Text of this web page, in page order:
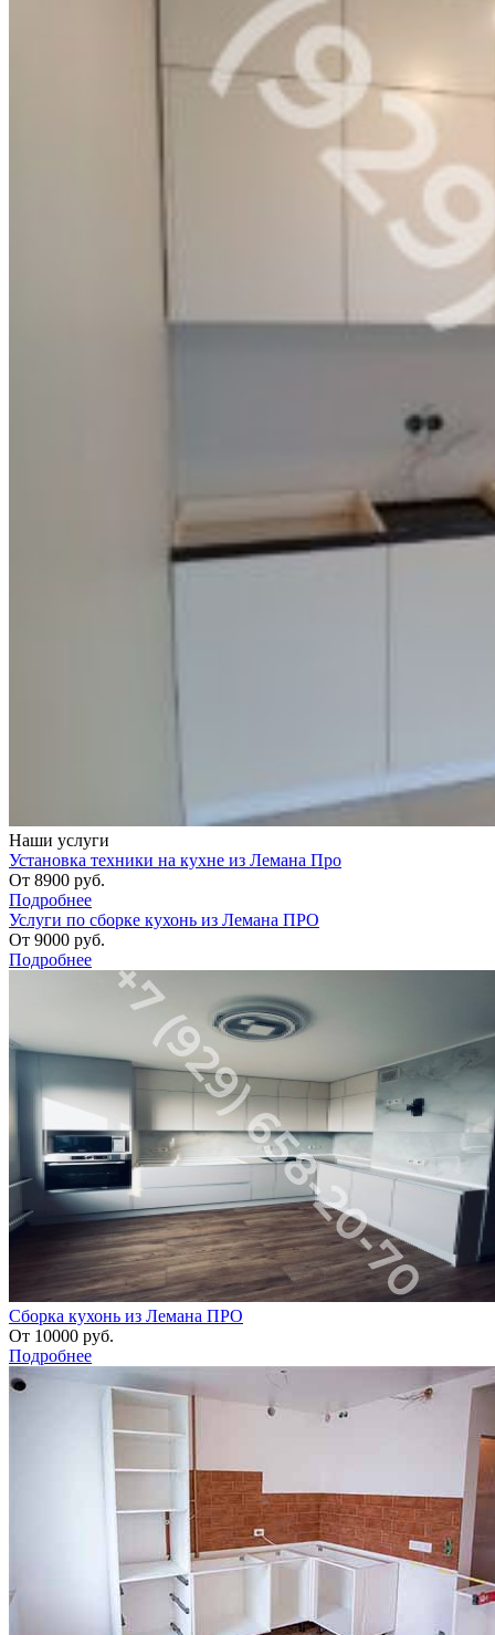
Наши услуги
Установка техники на кухне из Лемана Про
От 8900 руб.
Подробнее
Услуги по сборке кухонь из Лемана ПРО
От 9000 руб.
Подробнее
Сборка кухонь из Лемана ПРО
От 10000 руб.
Подробнее